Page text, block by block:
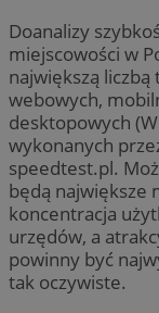
Doanalizy
miejscowości w
największą
webowych,
desktopowych
wykonanych
speedtest.pl.
będą największe
koncentracja
urzędów, a
powinny być
tak oczywiste.